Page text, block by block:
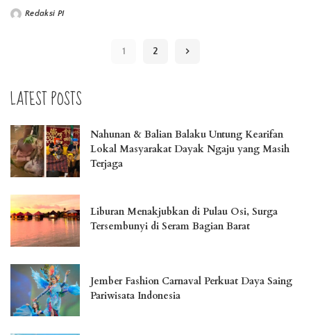
Redaksi PI
1 2
LATEST POSTS
Nahunan & Balian Balaku Untung Kearifan
Lokal Masyarakat Dayak Ngaju yang Masih
Terjaga
Liburan Menakjubkan di Pulau Osi, Surga
Tersembunyi di Seram Bagian Barat
Jember Fashion Carnaval Perkuat Daya Saing
Pariwisata Indonesia